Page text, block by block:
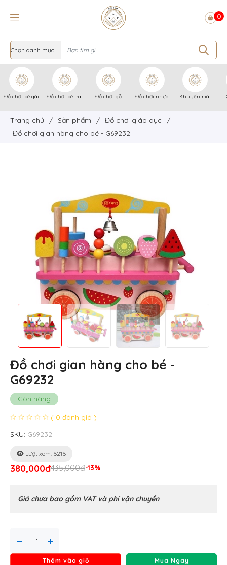
0
Đồ chơi bé gái Đồ chơi bé trai Đồ chơi gỗ Đồ chơi nhựa Khuyến mãi
Trang chủ / Sản phẩm / Đồ chơi giáo dục
/
Đồ chơi gian hàng cho bé - G69232
Đồ chơi gian hàng cho bé -
G69232
Còn hàng
( 0 đánh giá )
SKU: G69232
Lượt xem: 6216
380,000đ435,000đ-13%
Giá chưa bao gồm VAT và phí vận chuyển
Thêm vào giỏ Mua Ngay